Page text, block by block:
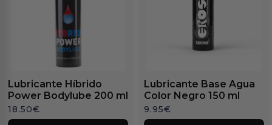
Lubricante Híbrido
Power Bodylube 200 ml
18.50€
Lubricante Base Agua
Color Negro 150 ml
9.95€